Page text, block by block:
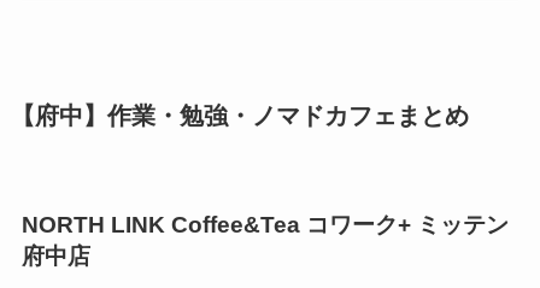
【府中】作業・勉強・ノマドカフェまとめ
NORTH LINK Coffee&Tea コワーク+ ミッテン
府中店